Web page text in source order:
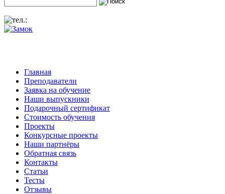
Главная
Преподаватели
Заявка на обучение
Наши выпускники
Подарочный сертификат
Стоимость обучения
Проекты
Конкурсные проекты
Наши партнёры
Обратная связь
Контакты
Статьи
Тесты
Отзывы